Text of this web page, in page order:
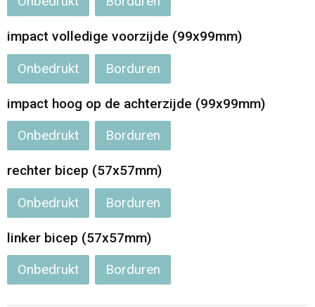
Opvouwbare tassen
Waterbestendige tassen
Bowlingtassen
Strandtassen
Katoenen draagtassen
impact volledige voorzijde (99x99mm)
Onbedrukt Borduren
impact hoog op de achterzijde (99x99mm)
Onbedrukt Borduren
rechter bicep (57x57mm)
Onbedrukt Borduren
linker bicep (57x57mm)
Onbedrukt Borduren